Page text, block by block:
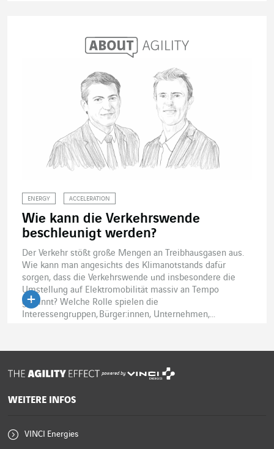
ENERGY ACCELERATION
Wie kann die Verkehrswende
beschleunigt werden?
Der Verkehr stößt große Mengen an Treibhausgasen aus.
Wie kann man angesichts des Klimanotstands dafür
sorgen, dass die Verkehrswende und insbesondere die
Umstellung auf Elektromobilität massiv an Tempo
gewinnt? Welche Rolle spielen die
Interessengruppen, Bürger:innen, Unternehmen,...
powered by
WEITERE INFOS
VINCI Energies